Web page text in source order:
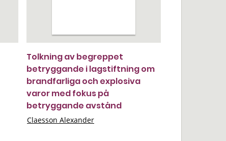
Tolkning av begreppet
betryggande i lagstiftning om
brandfarliga och explosiva
varor med fokus på
betryggande avstånd
Claesson Alexander